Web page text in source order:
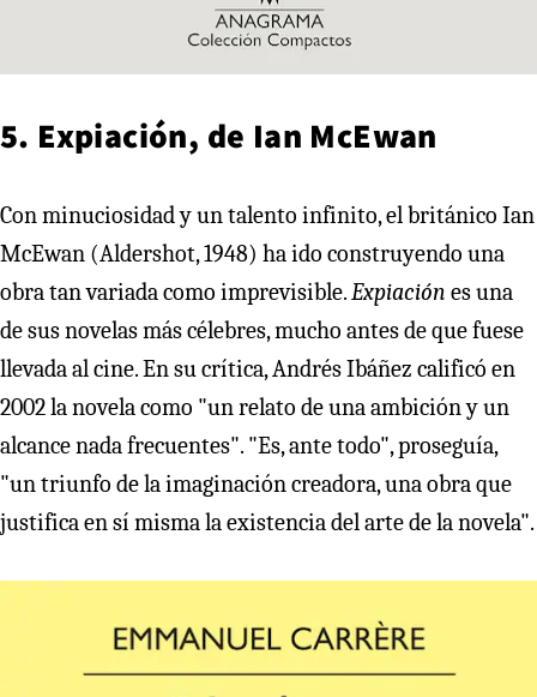
5. Expiación, de Ian McEwan
Con minuciosidad y un talento infinito, el británico Ian
McEwan (Aldershot, 1948) ha ido construyendo una
obra tan variada como imprevisible.Expiación es una
de sus novelas más célebres, mucho antes de que fuese
llevada al cine. En su crítica, Andrés Ibáñez calificó en
2002 la novela como "un relato de una ambición y un
alcance nada frecuentes". "Es, ante todo", proseguía,
"un triunfo de la imaginación creadora, una obra que
justifica en sí misma la existencia del arte de la novela".